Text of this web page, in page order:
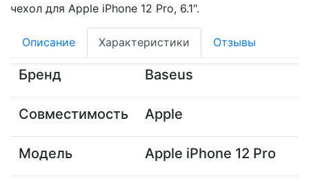
чехол для Apple iPhone 12 Pro, 6.1".
Описание Характеристики Отзывы
Бренд Baseus
Совместимость Apple
Модель Apple iPhone 12 Pro